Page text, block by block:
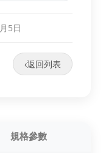
5日
‹返回列表
規格參數